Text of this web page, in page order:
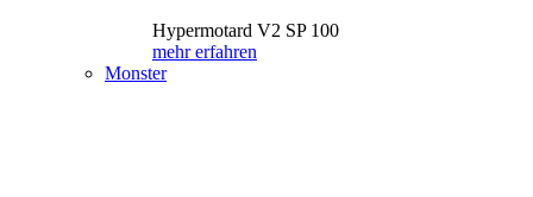
Hypermotard V2 SP 100
mehr erfahren
Monster